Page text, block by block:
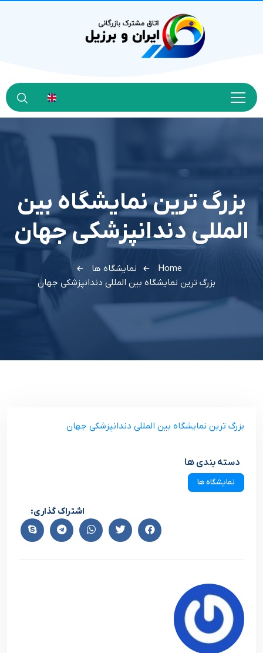
بزرگ ترين نمايشگاه بين
المللي دندانپزشکي جهان
Home
نمایشگاه ها
بزرگ ترين نمايشگاه بين المللي دندانپزشکي جهان
بزرگ ترين نمايشگاه بين المللي دندانپزشکي جهان
دسته بندی ها
نمایشگاه ها
اشتراک گذاری: